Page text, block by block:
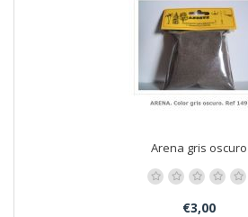
Arena gris oscuro
€3,00